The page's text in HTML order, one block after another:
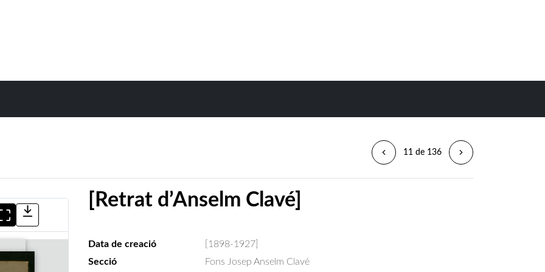
11 de 136
[Retrat d’Anselm Clavé]
Data de creació
[1898-1927]
Secció
Fons Josep Anselm Clavé